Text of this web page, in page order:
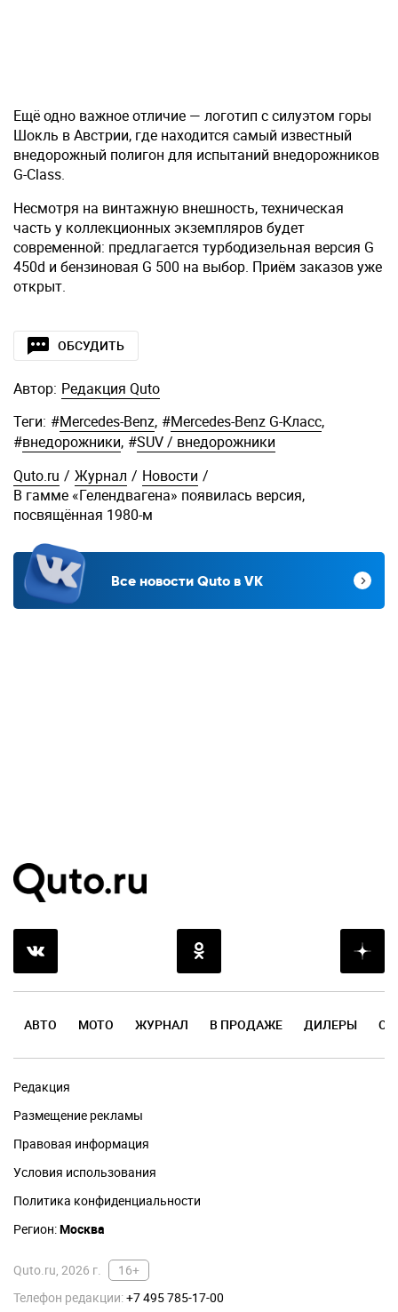
Ещё одно важное отличие — логотип с силуэтом горы
Шокль в Австрии, где находится самый известный
внедорожный полигон для испытаний внедорожников
G-Class.
Несмотря на винтажную внешность, техническая
часть у коллекционных экземпляров будет
современной: предлагается турбодизельная версия G
450d и бензиновая G 500 на выбор. Приём заказов уже
открыт.
ОБСУДИТЬ
Автор: Редакция Quto
Теги: #Mercedes-Benz, #Mercedes-Benz G-Класс,
#внедорожники, #SUV / внедорожники
Quto.ru / Журнал / Новости /
В гамме «Гелендвагена» появилась версия,
посвящённая 1980-м
Все новости Quto в VK
АВТО МОТО ЖУРНАЛ В ПРОДАЖЕ ДИЛЕРЫ
Редакция
Размещение рекламы
Правовая информация
Условия использования
Политика конфиденциальности
Регион:Москва
Quto.ru, 2026 г.
16+
Телефон редакции:+7 495 785-17-00